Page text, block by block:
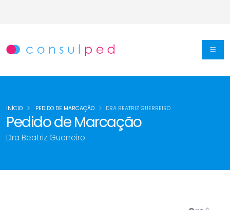
Pedido de Marcação
Dra Beatriz Guerreiro
INÍCIO PEDIDO DE MARCAÇÃO DRA BEATRIZ GUERREIRO